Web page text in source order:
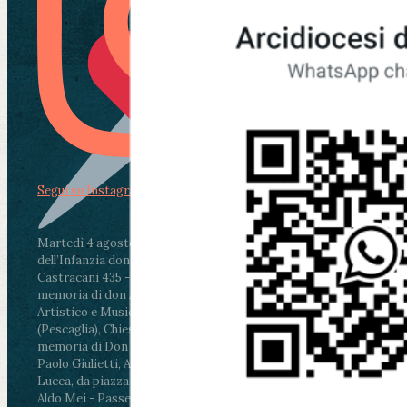
Martedì 4 agosto2026
ore 11:30 - Lucca, Scuola
dell’Infanzia don Aldo Mei - Viale Castruccio
Castracani 435 - Inaugurazione murales in
memoria di don Aldo Mei curato dal Liceo
Artistico e Musicale “Passaglia”
ore 18 - Fiano
(Pescaglia), Chiesa parrocchiale - Messa in
memoria di Don Aldo Mei celebrata da mons.
Paolo Giulietti, Arcivescovo di Lucca
ore 20.30 -
Lucca, da piazza San Michele al Cippo di don
Aldo Mei - Passeggiata della Memoria in alcuni
Segui su Instagram